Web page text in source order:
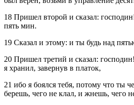
18 Пришел второй и сказал:
пять мин.
19 Сказал и этому: и ты будь над
20 Пришел третий и сказал:
я хранил, завернув в платок,
21 ибо я боялся тебя, потому что ты
берешь, чего не клал, и жнешь, чего